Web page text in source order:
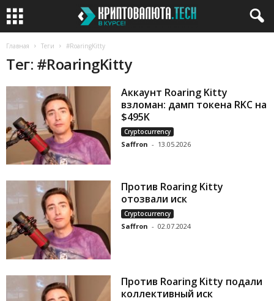
Главная Теги #RoaringKitty
Тег: #RoaringKitty
Аккаунт Roaring Kitty
взломан: дамп токена RKC на
$495K
Cryptocurrency
Saffron - 13.05.2026
Против Roaring Kitty
отозвали иск
Cryptocurrency
Saffron - 02.07.2024
Против Roaring Kitty подали
коллективный иск